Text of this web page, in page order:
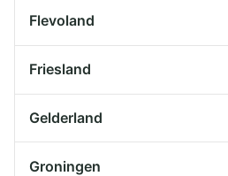
Flevoland
Friesland
Gelderland
Groningen